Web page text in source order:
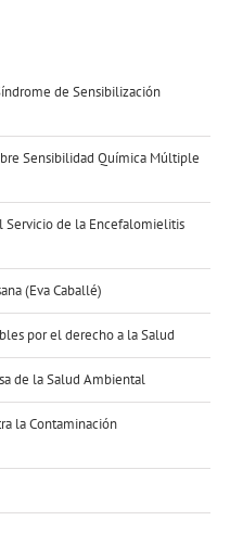
de Sensibilización
Sensibilidad Química Múltiple
Servicio de la Encefalomielitis
(Eva Caballé)
por el derecho a la Salud
de la Salud Ambiental
la Contaminación